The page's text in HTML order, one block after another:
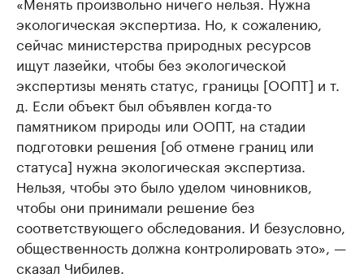
экологическая экспертиза. Но, к сожалению,
сейчас министерства природных ресурсов
ищут лазейки, чтобы без экологической
экспертизы менять статус, границы [ООПТ] и т.
д. Если объект был объявлен когда-то
памятником природы или ООПТ, на стадии
подготовки решения [об отмене границ или
статуса] нужна экологическая экспертиза.
Нельзя, чтобы это было уделом чиновников,
чтобы они принимали решение без
соответствующего обследования. И безусловно,
общественность должна контролировать это», —
сказал Чибилев.